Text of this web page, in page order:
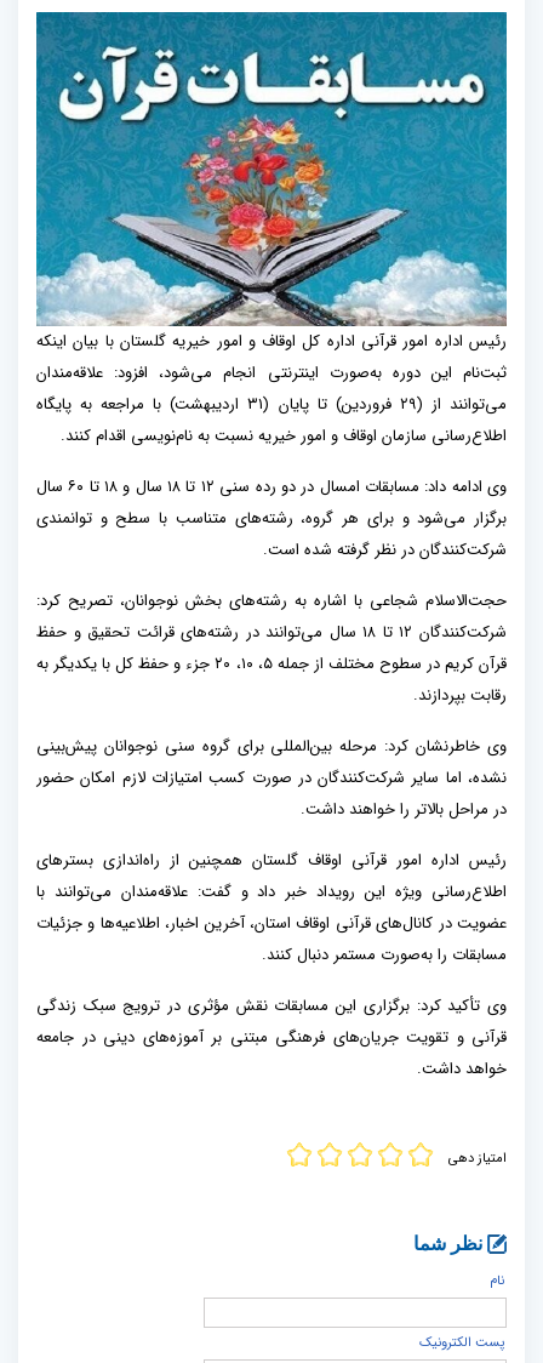
رئیس اداره امور قرآنی اداره کل اوقاف و امور خیریه گلستان با بیان اینکه
ثبت‌نام این دوره به‌صورت اینترنتی انجام می‌شود، افزود: علاقه‌مندان
می‌توانند از (۲۹ فروردین) تا پایان (۳۱ اردیبهشت) با مراجعه به پایگاه
اطلاع‌رسانی سازمان اوقاف و امور خیریه نسبت به نام‌نویسی اقدام کنند.
وی ادامه داد: مسابقات امسال در دو رده سنی ۱۲ تا ۱۸ سال و ۱۸ تا ۶۰ سال
برگزار می‌شود و برای هر گروه، رشته‌های متناسب با سطح و توانمندی
شرکت‌کنندگان در نظر گرفته شده است.
حجت‌الاسلام شجاعی با اشاره به رشته‌های بخش نوجوانان، تصریح کرد:
شرکت‌کنندگان ۱۲ تا ۱۸ سال می‌توانند در رشته‌های قرائت تحقیق و حفظ
قرآن کریم در سطوح مختلف از جمله ۵، ۱۰، ۲۰ جزء و حفظ کل با یکدیگر به
رقابت بپردازند.
وی خاطرنشان کرد: مرحله بین‌المللی برای گروه سنی نوجوانان پیش‌بینی
نشده، اما سایر شرکت‌کنندگان در صورت کسب امتیازات لازم امکان حضور
در مراحل بالاتر را خواهند داشت.
رئیس اداره امور قرآنی اوقاف گلستان همچنین از راه‌اندازی بسترهای
اطلاع‌رسانی ویژه این رویداد خبر داد و گفت: علاقه‌مندان می‌توانند با
عضویت در کانال‌های قرآنی اوقاف استان، آخرین اخبار، اطلاعیه‌ها و جزئیات
مسابقات را به‌صورت مستمر دنبال کنند.
وی تأکید کرد: برگزاری این مسابقات نقش مؤثری در ترویج سبک زندگی
قرآنی و تقویت جریان‌های فرهنگی مبتنی بر آموزه‌های دینی در جامعه
خواهد داشت.
امتیاز دهی
نظر شما
نام
پست الكترونيک